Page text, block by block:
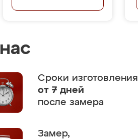
Сроки изготовления
от 7 дней
после замера
Замер,